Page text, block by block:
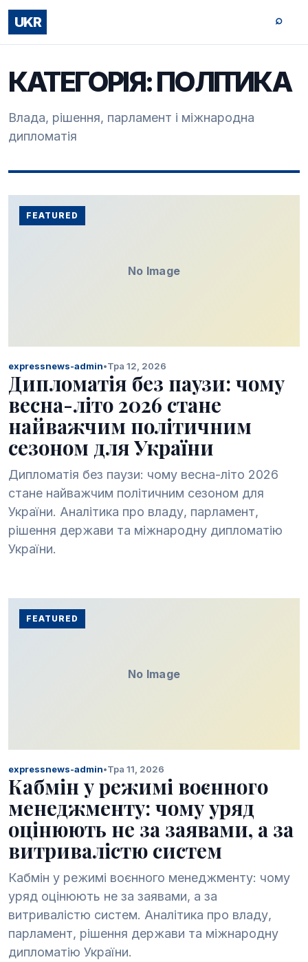
UKR ⌕
КАТЕГОРІЯ:ПОЛІТИКА
Влада, рішення, парламент і міжнародна
дипломатія
No Image
FEATURED
expressnews-admin•Тра 12, 2026
Дипломатія без паузи: чому
весна-літо 2026 стане
найважчим політичним
сезоном для України
Дипломатія без паузи: чому весна-літо 2026
стане найважчим політичним сезоном для
України. Аналітика про владу, парламент,
рішення держави та міжнародну дипломатію
України.
No Image
FEATURED
expressnews-admin•Тра 11, 2026
Кабмін у режимі воєнного
менеджменту: чому уряд
оцінюють не за заявами, а за
витривалістю систем
Кабмін у режимі воєнного менеджменту: чому
уряд оцінюють не за заявами, а за
витривалістю систем. Аналітика про владу,
парламент, рішення держави та міжнародну
дипломатію України.